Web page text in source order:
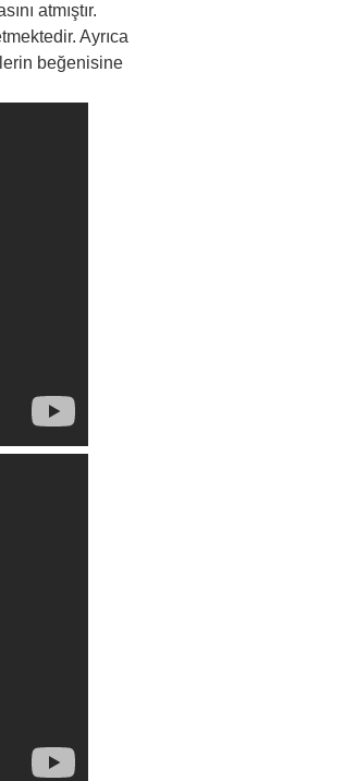
atmıştır.
Ayrıca
beğenisine